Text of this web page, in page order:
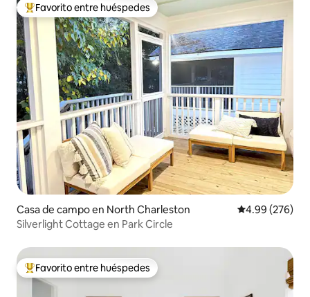
Favorito entre huéspedes preferido
Favorito entre huéspedes
Casa de campo en North Charleston Calificación
4.99 (276)
Silverlight Cottage en Park Circle
Favorito entre huéspedes preferido
Favorito entre huéspedes